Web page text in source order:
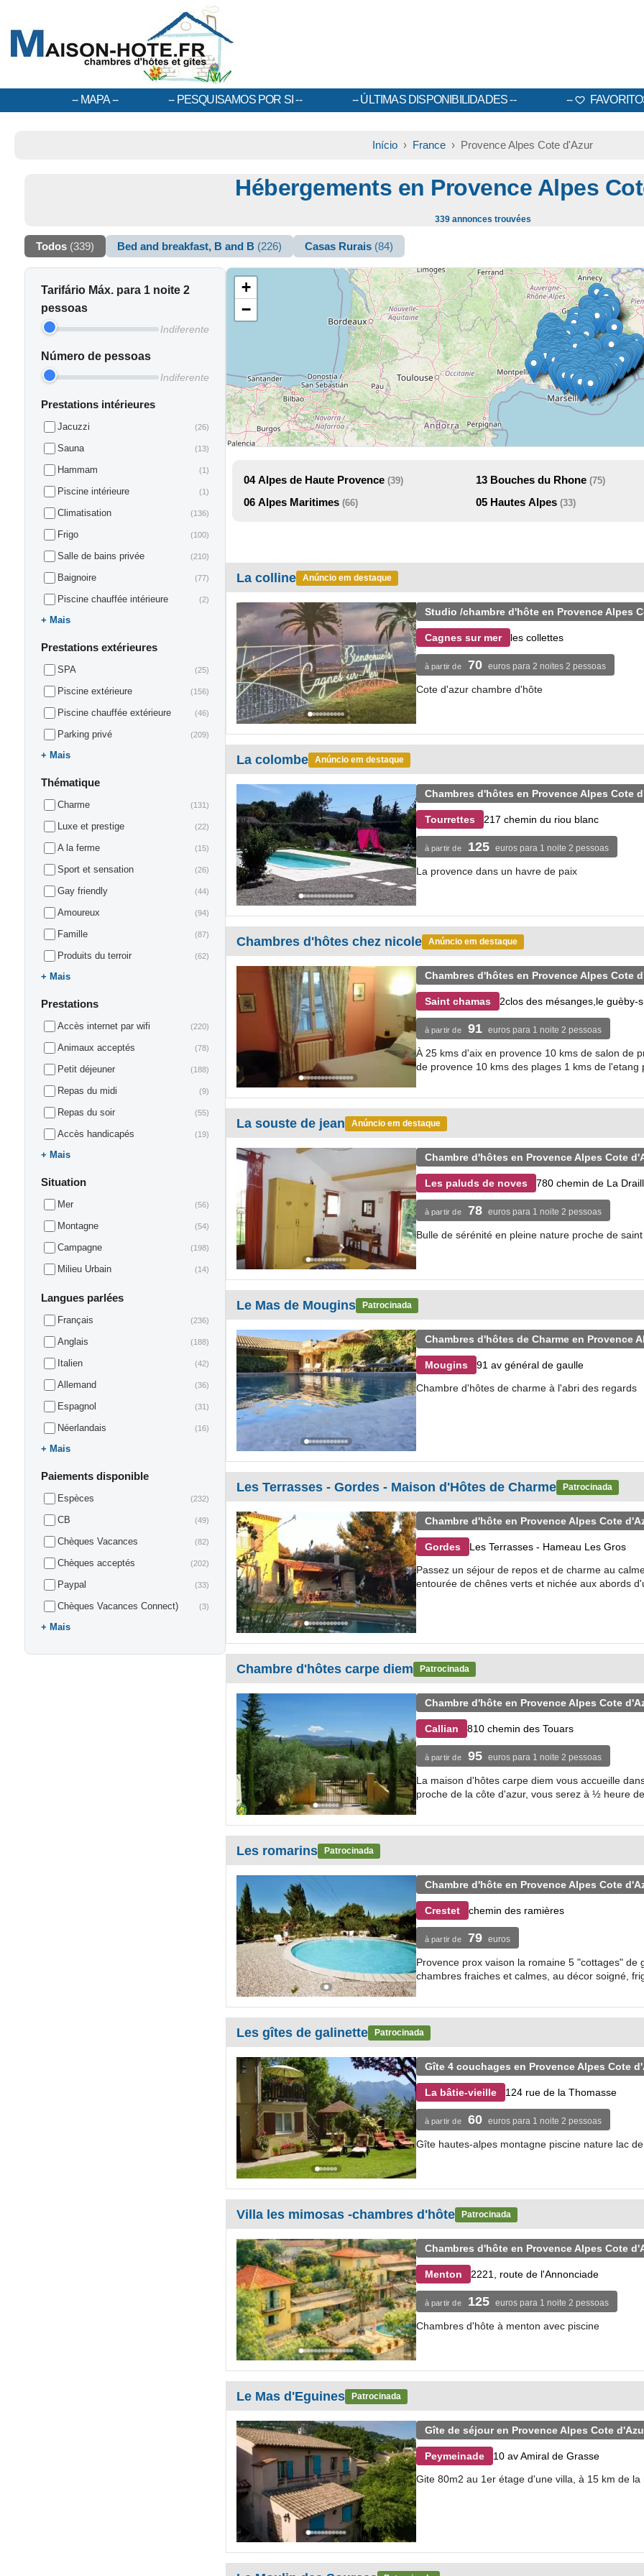
MAPA PESQUISAMOS POR SI ÚLTIMAS DISPONIBILIDADES
Início › France › Provence Alpes Cote d'Azur
Hébergements en Provence Alpes
339 annonces trouvées
Todos (339) Bed and breakfast, B and B (226) Casas Rurais (84)
Tarifário Máx. para 1 noite 2
pessoas
Indiferente
Número de pessoas
Indiferente
Prestations intérieures
Jacuzzi (26)
Sauna (13)
Hammam (1)
Piscine intérieure (1)
Climatisation (136)
Frigo (100)
Salle de bains privée (210)
Baignoire (77)
Piscine chauffée intérieure (2)
Mais
Prestations extérieures
SPA (25)
Piscine extérieure (156)
Piscine chauffée extérieure (46)
Parking privé (209)
Mais
Thématique
Charme (131)
Luxe et prestige (22)
A la ferme (15)
Sport et sensation (26)
Gay friendly (44)
Amoureux (94)
Famille (87)
Produits du terroir (62)
Mais
Prestations
Accès internet par wifi (220)
Animaux acceptés (78)
Petit déjeuner (188)
Repas du midi (9)
Repas du soir (55)
Accès handicapés (19)
Mais
Situation
Mer (56)
Montagne (54)
Campagne (198)
Milieu Urbain (14)
Langues parlées
Français (236)
Anglais (188)
Italien (42)
Allemand (36)
Espagnol (31)
Néerlandais (16)
Mais
Paiements disponible
Espèces (232)
CB (49)
Chèques Vacances (82)
Chèques acceptés (202)
Paypal (33)
Chèques Vacances Connect) (3)
Mais
+
−
04 Alpes de Haute Provence (39)
06 Alpes Maritimes (66)
13 Bouches du Rhone(75)
05 Hautes Alpes(33)
La colline Anúncio em destaque
Studio /chambre d'hôte en Provence Alpes
Cagnes sur mer les collettes
à partir de 70 euros para 2 noites 2 pessoas
Cote d'azur chambre d'hôte
La colombe Anúncio em destaque
Chambres d'hôtes en Provence Alpes Cote
Tourrettes 217 chemin du riou blanc
à partir de 125 euros para 1 noite 2 pessoas
La provence dans un havre de paix
Chambres d'hôtes chez nicole Anúncio em destaque
Chambres d'hôtes en Provence Alpes Cote
Saint chamas 2clos des mésanges,le guèby-
à partir de 91 euros para 1 noite 2 pessoas
À 25 kms d'aix en provence 10 kms de salon de
de provence 10 kms des plages 1 kms de l'etang
La souste de jean Anúncio em destaque
Chambre d'hôtes en Provence Alpes Cote
Les paluds de noves 780 chemin de La
à partir de 78 euros para 1 noite 2 pessoas
Bulle de sérénité en pleine nature proche de
Le Mas de Mougins Patrocinada
Chambres d'hôtes de Charme en Provence
Mougins 91 av général de gaulle
Chambre d'hôtes de charme à l'abri des regards
Les Terrasses - Gordes - Maison d'Hôtes de Charme Patrocinada
Chambre d'hôte en Provence Alpes Cote
Gordes Les Terrasses - Hameau Les Gros
Passez un séjour de repos et de charme au
entourée de chênes verts et nichée aux abords
Chambre d'hôtes carpe diem Patrocinada
Chambre d'hôte en Provence Alpes Cote
Callian 810 chemin des Touars
à partir de 95 euros para 1 noite 2 pessoas
La maison d'hôtes carpe diem vous accueille
proche de la côte d'azur, vous serez à ½ heure de
Les romarins Patrocinada
Chambre d'hôte en Provence Alpes Cote
Crestet chemin des ramières
à partir de 79 euros
Provence prox vaison la romaine 5 "cottages"
chambres fraiches et calmes, au décor soigné,
Les gîtes de galinette Patrocinada
Gîte 4 couchages en Provence Alpes Cote
La bâtie-vieille 124 rue de la Thomasse
à partir de 60 euros para 1 noite 2 pessoas
Gîte hautes-alpes montagne piscine nature lac
Villa les mimosas -chambres d'hôte Patrocinada
Chambres d'hôte en Provence Alpes Cote
Menton 2221, route de l'Annonciade
à partir de 125 euros para 1 noite 2 pessoas
Chambres d'hôte à menton avec piscine
Le Mas d'Eguines Patrocinada
Gîte de séjour en Provence Alpes Cote
Peymeinade 10 av Amiral de Grasse
Gite 80m2 au 1er étage d'une villa, à 15 km de la